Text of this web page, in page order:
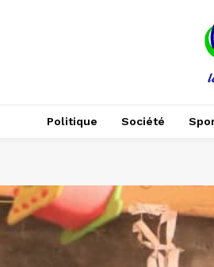
Politique Société